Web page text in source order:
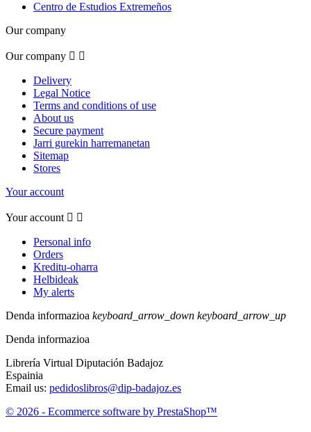
Centro de Estudios Extremeños
Our company
Our company  
Delivery
Legal Notice
Terms and conditions of use
About us
Secure payment
Jarri gurekin harremanetan
Sitemap
Stores
Your account
Your account  
Personal info
Orders
Kreditu-oharra
Helbideak
My alerts
Denda informazioa keyboard_arrow_down keyboard_arrow_up
Denda informazioa
Librería Virtual Diputación Badajoz
Espainia
Email us: pedidoslibros@dip-badajoz.es
© 2026 - Ecommerce software by PrestaShop™